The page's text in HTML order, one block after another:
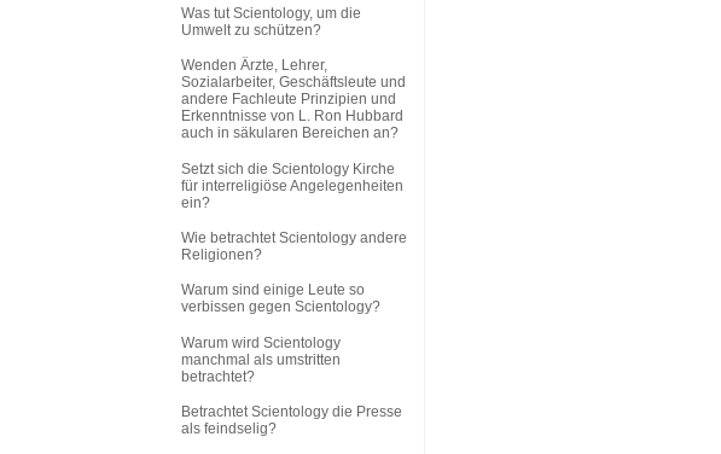
Was tut Scientology, um die
Umwelt zu schützen?
Wenden Ärzte, Lehrer,
Sozialarbeiter, Geschäftsleute und
andere Fachleute Prinzipien und
Erkenntnisse von L. Ron Hubbard
auch in säkularen Bereichen an?
Setzt sich die Scientology Kirche
für interreligiöse Angelegenheiten
ein?
Wie betrachtet Scientology andere
Religionen?
Warum sind einige Leute so
verbissen gegen Scientology?
Warum wird Scientology
manchmal als umstritten
betrachtet?
Betrachtet Scientology die Presse
als feindselig?